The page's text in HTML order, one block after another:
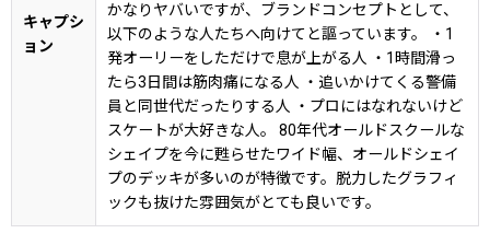
キャプシ
ョン
かなりヤバいですが、ブランドコンセプトとして、
以下のような人たちへ向けてと謳っています。 ・1
発オーリーをしただけで息が上がる人 ・1時間滑っ
たら3日間は筋肉痛になる人 ・追いかけてくる警備
員と同世代だったりする人 ・プロにはなれないけど
スケートが大好きな人。 80年代オールドスクールな
シェイプを今に甦らせたワイド幅、オールドシェイ
プのデッキが多いのが特徴です。脱力したグラフィ
ックも抜けた雰囲気がとても良いです。